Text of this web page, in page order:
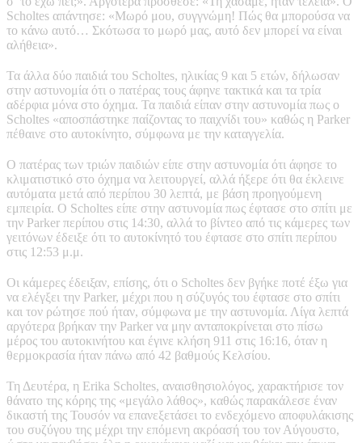
Scholtes απάντησε: «Μωρό μου, συγγνώμη! Πώς θα μπορούσα να
το κάνω αυτό… Σκότωσα το μωρό μας, αυτό δεν μπορεί να είναι
αλήθεια».
Τα άλλα δύο παιδιά του Scholtes, ηλικίας 9 και 5 ετών, δήλωσαν
στην αστυνομία ότι ο πατέρας τους άφηνε τακτικά και τα τρία
αδέρφια μόνα στο όχημα. Τα παιδιά είπαν στην αστυνομία πως ο
Scholtes «αποσπάστηκε παίζοντας το παιχνίδι του» καθώς η Parker
πέθαινε στο αυτοκίνητο, σύμφωνα με την καταγγελία.
Ο πατέρας των τριών παιδιών είπε στην αστυνομία ότι άφησε το
κλιματιστικό στο όχημα να λειτουργεί, αλλά ήξερε ότι θα έκλεινε
αυτόματα μετά από περίπου 30 λεπτά, με βάση προηγούμενη
εμπειρία. Ο Scholtes είπε στην αστυνομία πως έφτασε στο σπίτι με
την Parker περίπου στις 14:30, αλλά το βίντεο από τις κάμερες των
γειτόνων έδειξε ότι το αυτοκίνητό του έφτασε στο σπίτι περίπου
στις 12:53 μ.μ.
Οι κάμερες έδειξαν, επίσης, ότι ο Scholtes δεν βγήκε ποτέ έξω για
να ελέγξει την Parker, μέχρι που η σύζυγός του έφτασε στο σπίτι
και τον ρώτησε πού ήταν, σύμφωνα με την αστυνομία. Λίγα λεπτά
αργότερα βρήκαν την Parker να μην ανταποκρίνεται στο πίσω
μέρος του αυτοκινήτου και έγινε κλήση 911 στις 16:16, όταν η
θερμοκρασία ήταν πάνω από 42 βαθμούς Κελσίου.
Τη Δευτέρα, η Erika Scholtes, αναισθησιολόγος, χαρακτήρισε τον
θάνατο της κόρης της «μεγάλο λάθος», καθώς παρακάλεσε έναν
δικαστή της Τουσόν να επανεξετάσει το ενδεχόμενο αποφυλάκισης
του συζύγου της μέχρι την επόμενη ακρόασή του τον Αύγουστο,